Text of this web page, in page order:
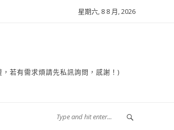
星期六, 8 8 月, 2026
若有需求煩請先私訊詢問，感謝！)